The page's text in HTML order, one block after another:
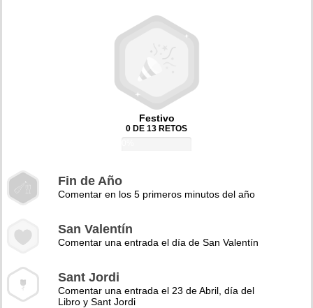
Festivo
0 DE 13 RETOS
Fin de Año
Comentar en los 5 primeros minutos del año
San Valentín
Comentar una entrada el día de San Valentín
Sant Jordi
Comentar una entrada el 23 de Abril, día del
Libro y Sant Jordi